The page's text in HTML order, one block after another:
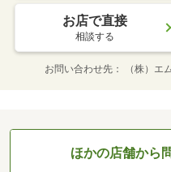
お店で直接
相談する
お問い合わせ先 （株）
ほかの店舗から